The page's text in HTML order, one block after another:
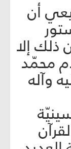
أن
ذلك إلا
محمّد
وآله